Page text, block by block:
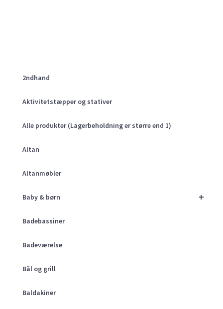
2ndhand
Aktivitetstæpper og stativer
Alle produkter (Lagerbeholdning er større end 1)
Altan
Altanmøbler
+
Baby & børn
Badebassiner
Badeværelse
Bål og grill
Baldakiner